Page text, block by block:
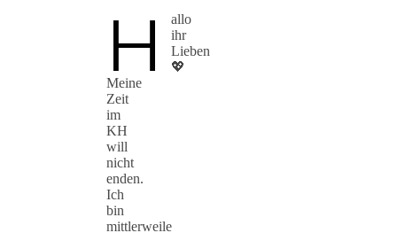
H
allo
ihr
Lieben
💖
Meine
Zeit
im
KH
will
nicht
enden.
Ich
bin
mittlerweile